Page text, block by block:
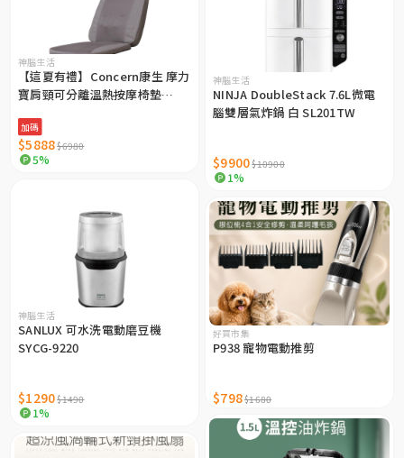
神腦生活
【這夏有禮】Concern康生 摩力
寶肩頸可分離溫熱按摩椅墊
加碼
$5888$6980
5%
神腦生活
NINJA DoubleStack 7.6L微電
腦雙層氣炸鍋 白 SL201TW
$9900$10900
1%
神腦生活
SANLUX 可水洗電動磨豆機
SYCG-9220
$1290$1490
1%
好買市集
P938 寵物電動推剪
$798$1680